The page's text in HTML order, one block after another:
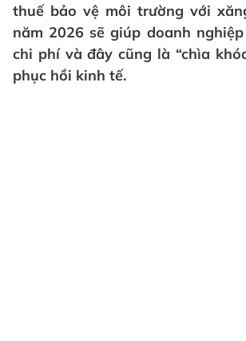
thuế bảo vệ môi trường với
năm 2026 sẽ giúp doanh
chi phí và đây cũng là “chìa
phục hồi kinh tế.